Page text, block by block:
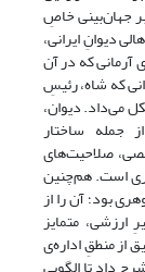
جهان‌بینی خاصِ
دیوانِ ایرانی،
آرمانی که در آن
که شاه، رئیسِ
می‌داد. دیوان،
جمله ساختار
صلاحیت‌های
است. هم‌چنین
بود؛ آن را از
ارزشی، متمایز
از منطقِ اداره‌ی